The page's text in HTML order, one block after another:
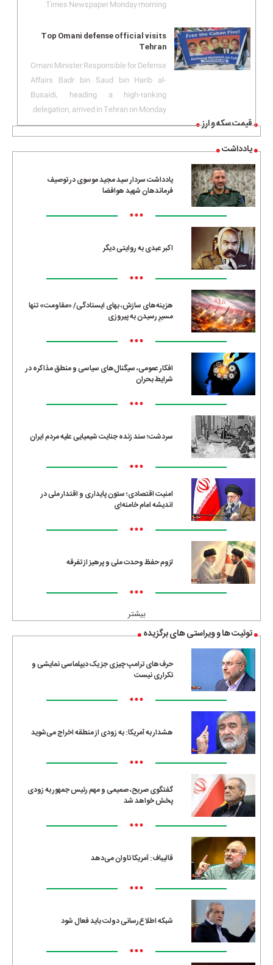
قیمت سکه و ارز
یادداشت
یادداشت سردار سید مجید موسوی در توصیف
فرماندهان شهید هوافضا
•••
اکبر عبدی به روایتی دیگر
•••
هزینه‌های سازش، بهای ایستادگی/ «مقاومت» تنها
مسیرِ رسیدن به پیروزی
•••
افکار عمومی، سیگنال‌های سیاسی و منطق مذاکره در
شرایط بحران
•••
سردشت؛ سند زنده جنایت شیمیایی علیه مردم ایران
•••
امنیت اقتصادی؛ ستون پایداری و اقتدار ملی در
اندیشه امام خامنه‌ای
•••
لزوم حفظ وحدت ملی و پرهیز از تفرقه
•••
بیشتر
توئیت ها و ویراستی های برگزیده
حرف‌های ترامپ چیزی جز یک دیپلماسی نمایشی و
تکراری نیست
•••
هشدار به آمریکا: به زودی از منطقه اخراج می‌شوید
•••
گفتگوی صریح، صمیمی و مهم رئیس جمهور به زودی
پخش خواهد شد
•••
قالیباف: آمریکا تاوان می‌دهد
•••
شبکه اطلاع‌رسانی دولت باید فعال شود
•••
Times Newspaper Monday morning.
Top Omani defense official visits
Tehran
Omani Minister Responsible for Defense
Affairs Badr bin Saud bin Harib al-
Busaidi, heading a high-ranking
delegation, arrived in Tehran on Monday.